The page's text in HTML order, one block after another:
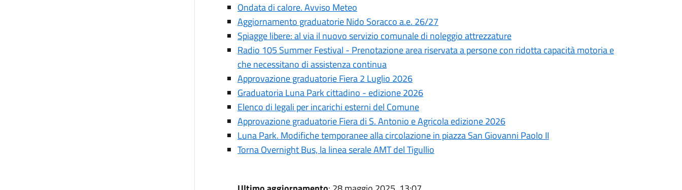
Ondata di calore. Avviso Meteo
Aggiornamento graduatorie Nido Soracco a.e. 26/27
Spiagge libere: al via il nuovo servizio comunale di noleggio attrezzature
Radio 105 Summer Festival - Prenotazione area riservata a persone con ridotta capacità motoria e
che necessitano di assistenza continua
Approvazione graduatorie Fiera 2 Luglio 2026
Graduatoria Luna Park cittadino - edizione 2026
Elenco di legali per incarichi esterni del Comune
Approvazione graduatorie Fiera di S. Antonio e Agricola edizione 2026
Luna Park. Modifiche temporanee alla circolazione in piazza San Giovanni Paolo II
Torna Overnight Bus, la linea serale AMT del Tigullio